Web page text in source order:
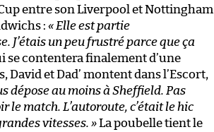
entre son Liverpool et Nottingham
: « Elle est partie
J’étais un peu frustré parce que ça
se contentera finalement d’une
David et Dad’ montent dans l’Escort,
dépose au moins à Sheffield. Pas
le match. L’autoroute, c’était le hic
vitesses. »La poubelle tient le